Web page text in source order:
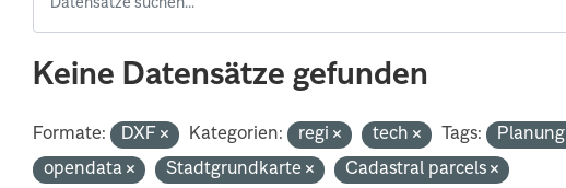
Keine Datensätze gefunden
Formate: DXF Kategorien: regi tech Tags:
opendata
Stadtgrundkarte
Cadastral parcels